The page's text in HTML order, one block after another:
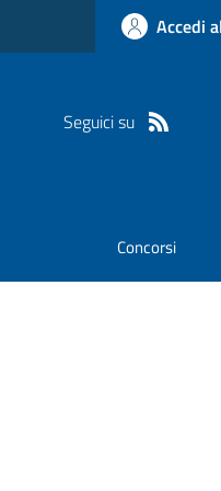
Accedi
Seguici su
Concorsi